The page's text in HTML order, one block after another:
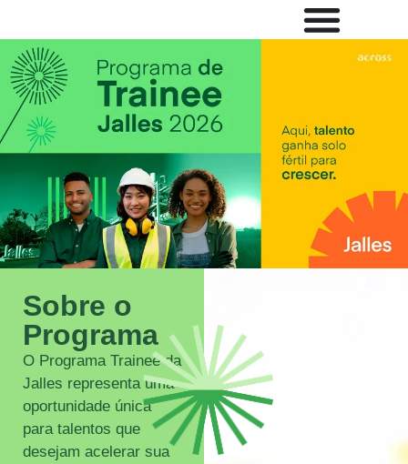
Sobre o
Programa
O Programa Trainee da
Jalles representa uma
oportunidade única
para talentos que
desejam acelerar sua